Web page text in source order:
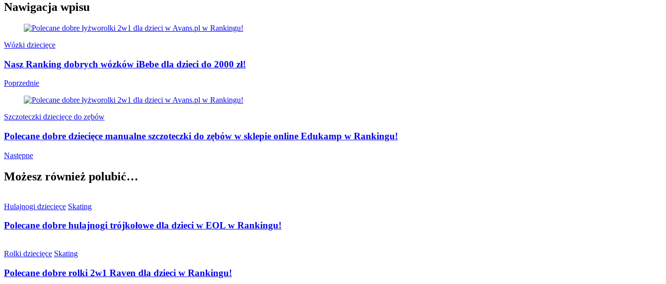
Nawigacja wpisu
Wózki dziecięce
Nasz Ranking dobrych wózków iBebe dla dzieci do 2000 zł!
Poprzednie
Szczoteczki dziecięce do zębów
Polecane dobre dziecięce manualne szczoteczki do zębów w sklepie online Edukamp w Rankingu!
Następne
Możesz również polubić…
Hulajnogi dziecięce Skating
Polecane dobre hulajnogi trójkołowe dla dzieci w EOL w Rankingu!
Rolki dziecięce Skating
Polecane dobre rolki 2w1 Raven dla dzieci w Rankingu!